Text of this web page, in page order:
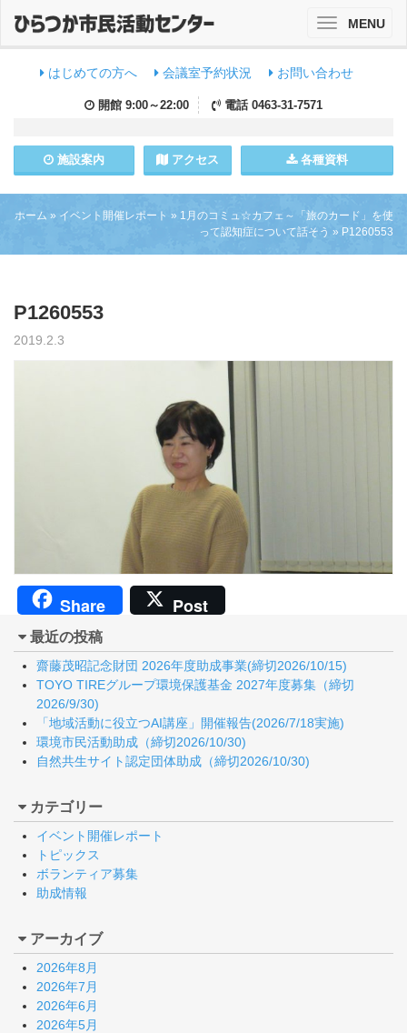
はじめての方へ 会議室予約状況 お問い合わせ
開館 9:00～22:00 電話 0463-31-7571
施設案内 アクセス 各種資料
ToggleMENU
ホーム » イベント開催レポート » 1月のコミュ☆カフェ～「旅のカード」を使
って認知症について話そう » P1260553
P1260553
2019.2.3
Share Post
最近の投稿
齋藤茂昭記念財団 2026年度助成事業(締切2026/10/15)
TOYO TIREグループ環境保護基金 2027年度募集（締切
2026/9/30)
「地域活動に役立つAI講座」開催報告(2026/7/18実施)
環境市民活動助成（締切2026/10/30)
自然共生サイト認定団体助成（締切2026/10/30)
カテゴリー
イベント開催レポート
トピックス
ボランティア募集
助成情報
アーカイブ
2026年8月
2026年7月
2026年6月
2026年5月